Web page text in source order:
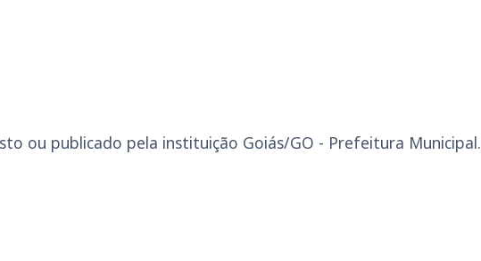
ou publicado pela instituição Goiás/GO - Prefeitura Municipal.